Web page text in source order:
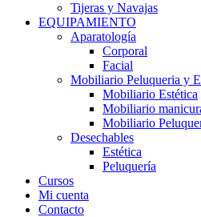
Tijeras y Navajas
EQUIPAMIENTO
Aparatología
Corporal
Facial
Mobiliario Peluqueria y
Mobiliario Estética
Mobiliario
Mobiliario
Desechables
Estética
Peluquería
Cursos
Mi cuenta
Contacto